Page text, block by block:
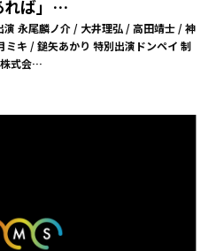
れば」…
演 永尾麟ノ介 / 大井理弘 / 高田靖士 / 神
キ / 鎚矢あかり 特別出演ドンペイ 制
式会…